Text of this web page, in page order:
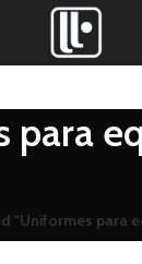
para
“Uniformes para